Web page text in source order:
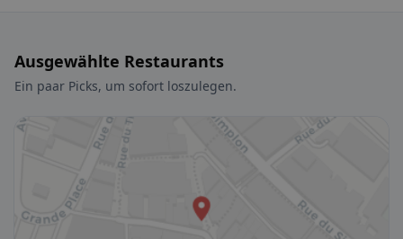
Ausgewählte Restaurants
Ein paar Picks, um sofort loszulegen.